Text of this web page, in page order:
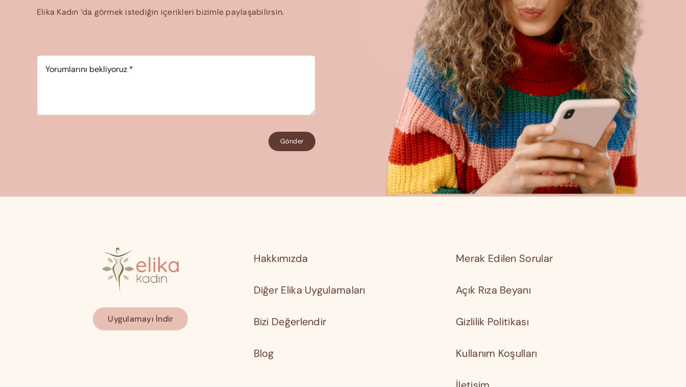
Elika Kadın ‘da görmek istediğin içerikleri bizimle paylaşabilirsin.
Gönder
Uygulamayı İndir
Hakkımızda
Diğer Elika Uygulamaları
Bizi Değerlendir
Blog
Merak Edilen Sorular
Açık Rıza Beyanı
Gizlilik Politikası
Kullanım Koşulları